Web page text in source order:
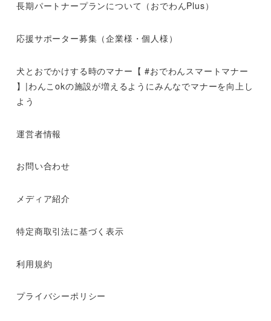
長期パートナープランについて（おでわんPlus）
応援サポーター募集（企業様・個人様）
犬とおでかけする時のマナー【 #おでわんスマートマナー
】|わんこokの施設が増えるようにみんなでマナーを向上し
よう
運営者情報
お問い合わせ
メディア紹介
特定商取引法に基づく表示
利用規約
プライバシーポリシー